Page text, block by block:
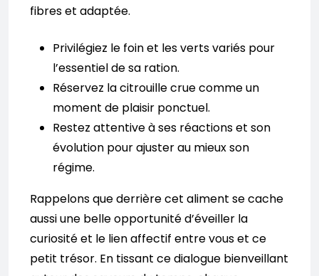
fibres et adaptée.
Privilégiez le foin et les verts variés pour
l’essentiel de sa ration.
Réservez la citrouille crue comme un
moment de plaisir ponctuel.
Restez attentive à ses réactions et son
évolution pour ajuster au mieux son
régime.
Rappelons que derrière cet aliment se cache
aussi une belle opportunité d’éveiller la
curiosité et le lien affectif entre vous et ce
petit trésor. En tissant ce dialogue bienveillant